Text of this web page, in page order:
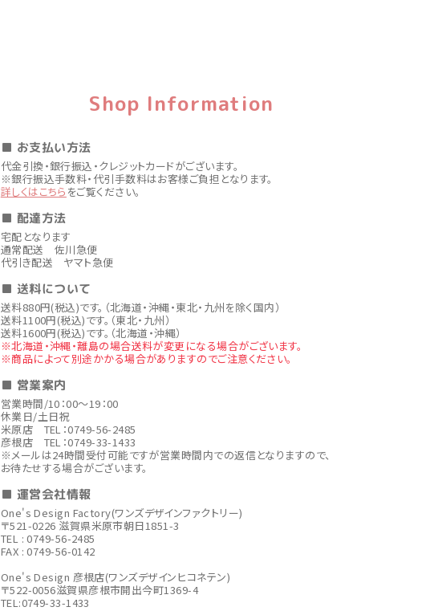
Shop Information
■ お支払い方法
代金引換・銀行振込・クレジットカードがございます。
※銀行振込手数料・代引手数料はお客様ご負担となります。
詳しくはこちら をご覧ください。
■ 配達方法
宅配となります
通常配送 佐川急便
代引き配送 ヤマト急便
■ 送料について
送料880円(税込)です。（北海道・沖縄・東北・九州を除く国内）
送料1100円(税込)です。（東北・九州）
送料1600円(税込)です。（北海道・沖縄）
※北海道・沖縄・離島の場合送料が変更になる場合がございます。
※商品によって別途かかる場合がありますのでご注意ください。
■ 営業案内
営業時間/10：00～19：00
休業日/土日祝
米原店 TEL：0749-56-2485
彦根店 TEL：0749-33-1433
※メールは24時間受付可能ですが営業時間内での返信となりますので、
お待たせする場合がございます。
■ 運営会社情報
One's Design Factory(ワンズデザインファクトリー)
〒521-0226 滋賀県米原市朝日1851-3
TEL : 0749-56-2485
FAX : 0749-56-0142
One's Design 彦根店(ワンズデザインヒコネテン)
〒522-0056滋賀県彦根市開出今町1369-4
TEL:0749-33-1433